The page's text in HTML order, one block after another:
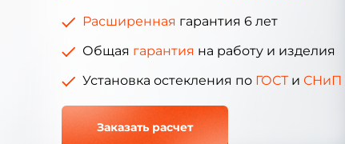
Расширенная гарантия 6 лет
Общая гарантия на работу и изделия
Установка остекления по ГОСТи СНиП
Заказать расчет